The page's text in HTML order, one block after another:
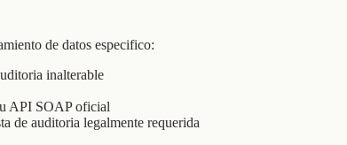
de datos especifico:
inalterable
API SOAP oficial
de auditoria legalmente requerida